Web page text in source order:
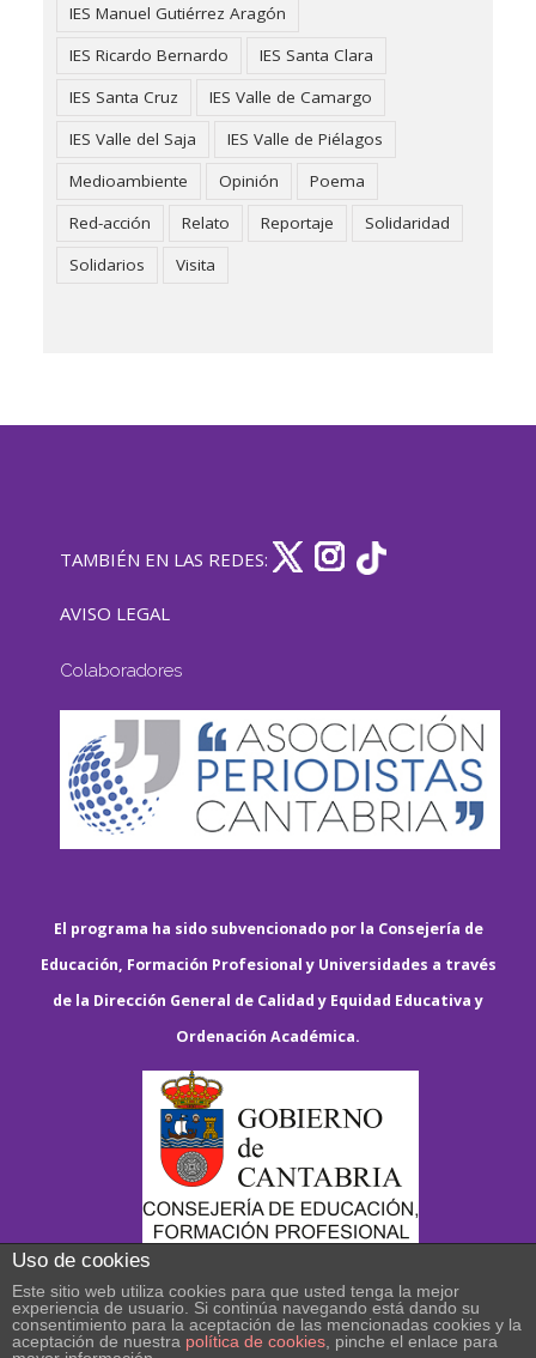
IES Manuel Gutiérrez Aragón
IES Ricardo Bernardo
IES Santa Clara
IES Santa Cruz
IES Valle de Camargo
IES Valle del Saja
IES Valle de Piélagos
Medioambiente
Opinión
Poema
Red-acción
Relato Reportaje
Solidaridad
Solidarios
Visita
TAMBIÉN EN LAS REDES:
AVISO LEGAL
Colaboradores
El programa ha sido subvencionado por la Consejería de
Educación, Formación Profesional y Universidades a través
de la Dirección General de Calidad y Equidad Educativa y
Ordenación Académica.
Uso de cookies
Este sitio web utiliza cookies para que usted tenga la mejor
experiencia de usuario. Si continúa navegando está dando su
consentimiento para la aceptación de las mencionadas cookies y la
aceptación de nuestra política de cookies , pinche el enlace para